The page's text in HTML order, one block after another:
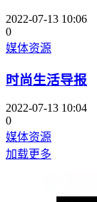
2022-07-13 10:06
0
媒体资源
时尚生活导报
2022-07-13 10:04
0
媒体资源
加载更多